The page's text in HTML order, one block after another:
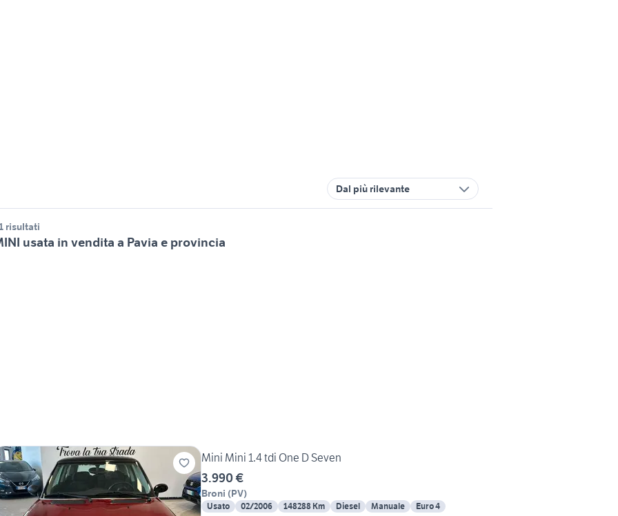
Dal più rilevante
risultati
usata in vendita a Pavia e provincia
Mini Mini 1.4 tdi One D Seven
3.990 €
Broni (PV)
Usato 02/2006 148288 Km Diesel Manuale Euro 4